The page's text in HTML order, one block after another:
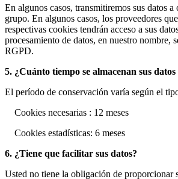
En algunos casos, transmitiremos sus datos a
grupo. En algunos casos, los proveedores
respectivas cookies tendrán acceso a sus
procesamiento de datos, en nuestro nombre,
RGPD.
5. ¿Cuánto tiempo se almacenan sus datos
El período de conservación varía según el
Cookies necesarias : 12 meses
Cookies estadísticas: 6 meses
6. ¿Tiene que facilitar sus datos?
Usted no tiene la obligación de proporcionar